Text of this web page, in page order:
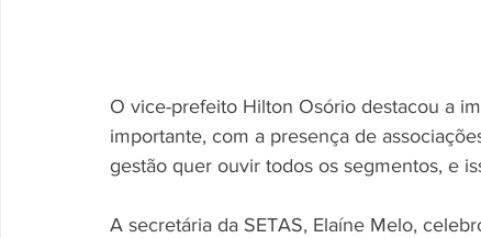
O vice-prefeito Hilton Osório destacou a
importante, com a presença de
gestão quer ouvir todos os segmentos, e
A secretária da SETAS, Elaíne Melo,